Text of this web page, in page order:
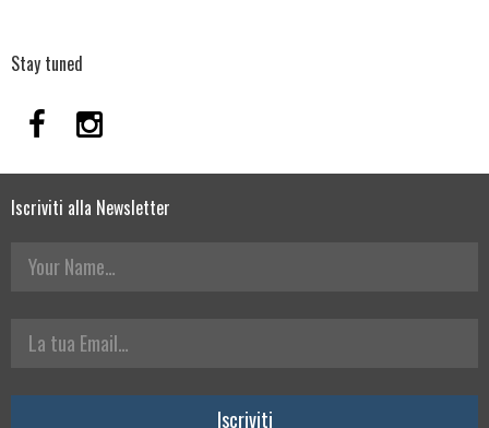
Stay tuned
Iscriviti alla Newsletter
Your Name
La tua Email